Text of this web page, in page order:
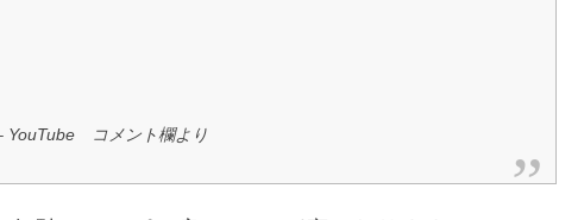
YouTube コメント欄より